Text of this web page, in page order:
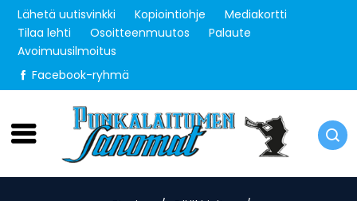
Lähetä uutisvinkki Kopiointiohje
Mediakortti
Tilaa lehti
Osoitteenmuutos
Palaute
Avoimuusilmoitus
Facebook-ryhmä